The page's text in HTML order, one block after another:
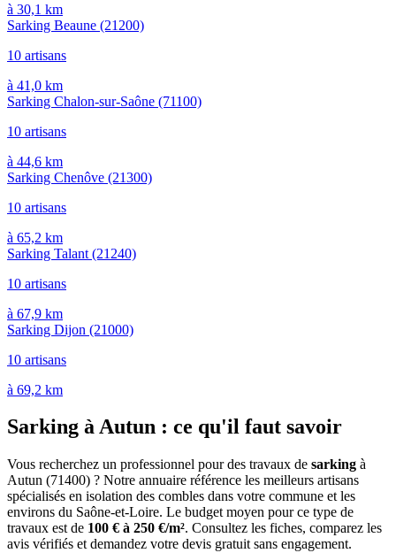
à 30,1 km
Sarking Beaune (21200)
10 artisans
à 41,0 km
Sarking Chalon-sur-Saône (71100)
10 artisans
à 44,6 km
Sarking Chenôve (21300)
10 artisans
à 65,2 km
Sarking Talant (21240)
10 artisans
à 67,9 km
Sarking Dijon (21000)
10 artisans
à 69,2 km
Sarking à Autun : ce qu'il faut savoir
Vous recherchez un professionnel pour des travaux de sarking à
Autun (71400) ? Notre annuaire référence les meilleurs artisans
spécialisés en isolation des combles dans votre commune et les
environs du Saône-et-Loire. Le budget moyen pour ce type de
travaux est de 100 € à 250 €/m². Consultez les fiches, comparez les
avis vérifiés et demandez votre devis gratuit sans engagement.